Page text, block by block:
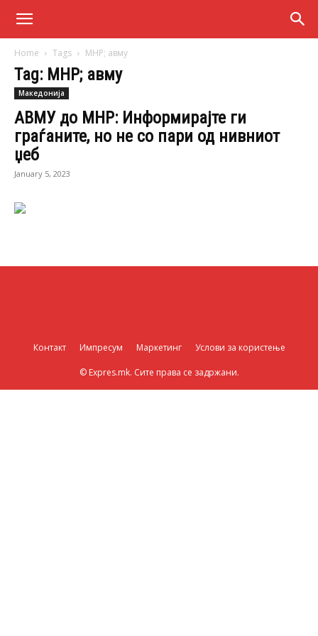
Home Tags МНР; авму
Tag: МНР; авму
Македонија
АВМУ до МНР: Информирајте ги
граѓаните, но не со пари од нивниот
џеб
January 5, 2023
Контакт Импресум Маркетинг Услови за користење
© Expres.mk. Сите права се задржани.